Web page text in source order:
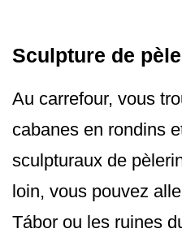
Sculpture de
Au carrefour, vous
cabanes en rondins
sculpturaux de
loin, vous pouvez
Tábor ou les ruines